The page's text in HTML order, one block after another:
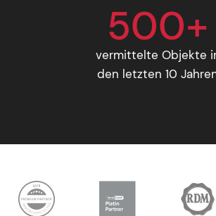
500+
vermittelte Objekte
den letzten 10